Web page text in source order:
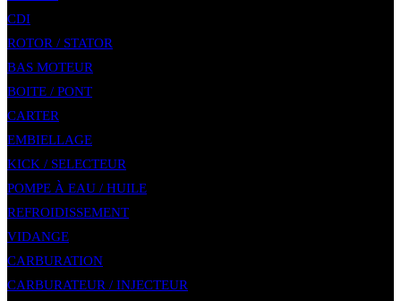
CDI
ROTOR / STATOR
BAS MOTEUR
BOITE / PONT
CARTER
EMBIELLAGE
KICK / SELECTEUR
POMPE À EAU / HUILE
REFROIDISSEMENT
VIDANGE
CARBURATION
CARBURATEUR / INJECTEUR